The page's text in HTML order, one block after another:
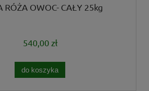
RÓŻA OWOC- CAŁY 25kg
540,00 zł
do koszyka